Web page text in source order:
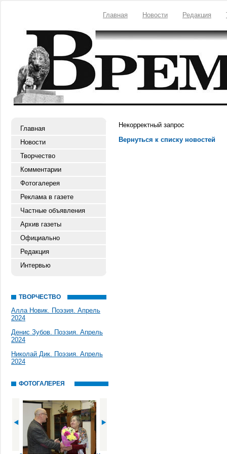
Главная Новости Редакция
Главная
Новости
Творчество
Комментарии
Фотогалерея
Реклама в газете
Частные объявления
Архив газеты
Официально
Редакция
Интервью
ТВОРЧЕСТВО
Алла Новик. Поэзия. Апрель
2024
Денис Зубов. Поэзия. Апрель
2024
Николай Дик. Поэзия. Апрель
2024
ФОТОГАЛЕРЕЯ
Некорректный запрос
Вернуться к списку новостей